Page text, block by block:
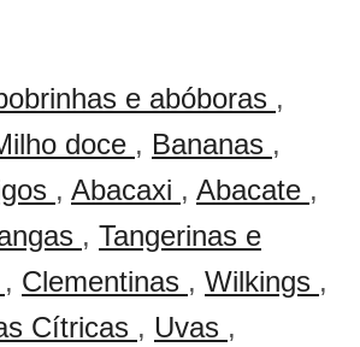
e abóboras ,
doce , Bananas ,
, Abacaxi , Abacate ,
, Tangerinas e
, Clementinas , Wilkings ,
Cítricas , Uvas ,